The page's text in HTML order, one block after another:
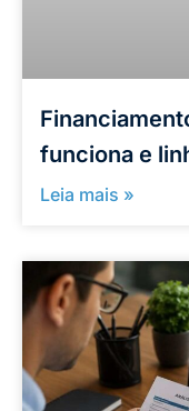
funciona e
Leia mais »